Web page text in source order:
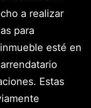
a realizar
para
esté en
Estas